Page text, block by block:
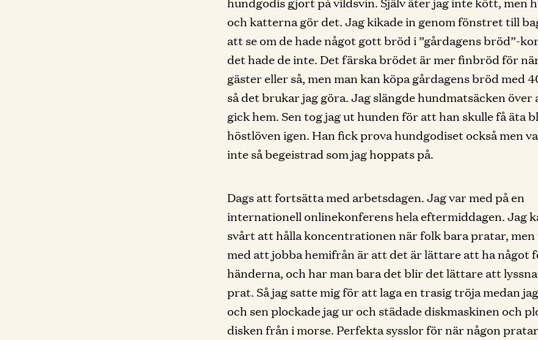
och katterna gör det. Jag kikade in genom fönstret till
att se om de hade något gott bröd i ”gårdagens bröd”-
det hade de inte. Det färska brödet är mer finbröd för
gäster eller så, men man kan köpa gårdagens bröd med
så det brukar jag göra. Jag slängde hundmatsäcken över
gick hem. Sen tog jag ut hunden för att han skulle få äta
höstlöven igen. Han fick prova hundgodiset också men
inte så begeistrad som jag hoppats på.
Dags att fortsätta med arbetsdagen. Jag var med på en
internationell onlinekonferens hela eftermiddagen. Jag
svårt att hålla koncentrationen när folk bara pratar,
med att jobba hemifrån är att det är lättare att ha något
händerna, och har man bara det blir det lättare att
prat. Så jag satte mig för att laga en trasig tröja medan
och sen plockade jag ur och städade diskmaskinen och
disken från i morse. Perfekta sysslor för när någon